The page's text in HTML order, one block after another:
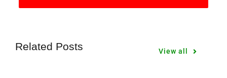
Related Posts View all